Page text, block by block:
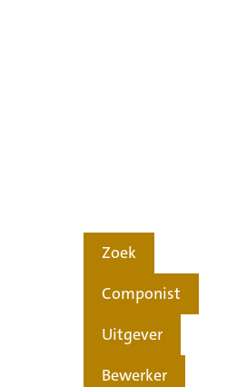
Zoek
Componist
Uitgever
Bewerker